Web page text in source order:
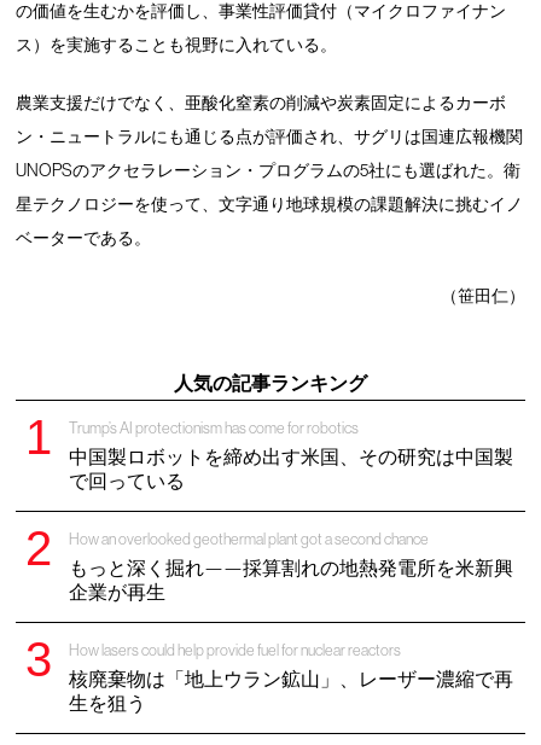
の価値を生むかを評価し、事業性評価貸付（マイクロファイナン
ス）を実施することも視野に入れている。
農業支援だけでなく、亜酸化窒素の削減や炭素固定によるカーボ
ン・ニュートラルにも通じる点が評価され、サグリは国連広報機関
UNOPSのアクセラレーション・プログラムの5社にも選ばれた。衛
星テクノロジーを使って、文字通り地球規模の課題解決に挑むイノ
ベーターである。
（笹田仁）
人気の記事ランキング
Trump’s AI protectionism has come for robotics
中国製ロボットを締め出す米国、その研究は中国製
で回っている
How an overlooked geothermal plant got a second chance
もっと深く掘れ——採算割れの地熱発電所を米新興
企業が再生
How lasers could help provide fuel for nuclear reactors
核廃棄物は「地上ウラン鉱山」、レーザー濃縮で再
生を狙う